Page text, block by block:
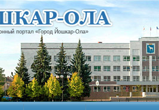
портал «Город Йошкар-Ола»